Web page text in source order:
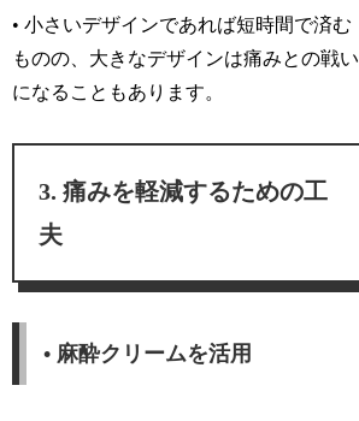
• 小さいデザインであれば短時間で済む
ものの、大きなデザインは痛みとの戦い
になることもあります。
痛みを軽減するための工
夫
• 麻酔クリームを活用